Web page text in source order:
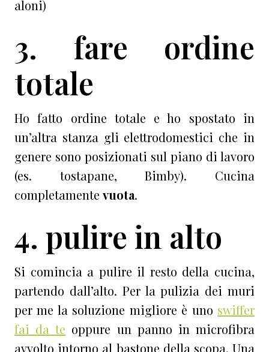
aloni)
3. fare ordine
totale
Ho fatto ordine totale e ho spostato in
un’altra stanza gli elettrodomestici che in
genere sono posizionati sul piano di lavoro
(es. tostapane, Bimby). Cucina
completamente vuota.
4. pulire in alto
Si comincia a pulire il resto della cucina,
partendo dall’alto. Per la pulizia dei muri
per me la soluzione migliore è uno swiffer
fai da te oppure un panno in microfibra
avvolto intorno al bastone della scopa. Una